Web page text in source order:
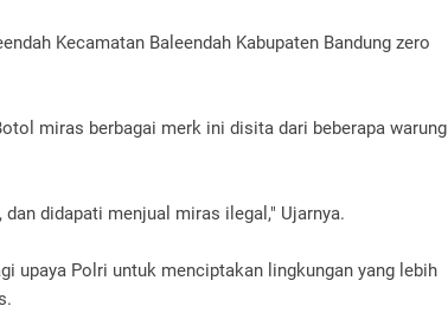
Kecamatan Baleendah Kabupaten Bandung zero
miras berbagai merk ini disita dari beberapa warung
didapati menjual miras ilegal," Ujarnya.
upaya Polri untuk menciptakan lingkungan yang lebih